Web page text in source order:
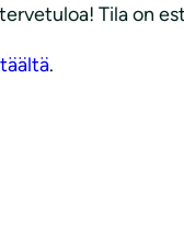
Tila on
täältä.